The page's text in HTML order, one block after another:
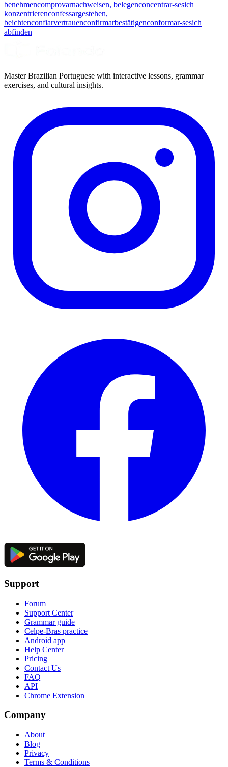
benehmencomprovarnachweisen, belegenconcentrar-sesich
konzentrierenconfessargestehen,
beichtenconfiarvertrauenconfirmarbestätigenconformar-sesich
abfinden
Master Brazilian Portuguese with interactive lessons, grammar
exercises, and cultural insights.
Support
Forum
Support Center
Grammar guide
Celpe-Bras practice
Android app
Help Center
Pricing
Contact Us
FAQ
API
Chrome Extension
Company
About
Blog
Privacy
Terms & Conditions